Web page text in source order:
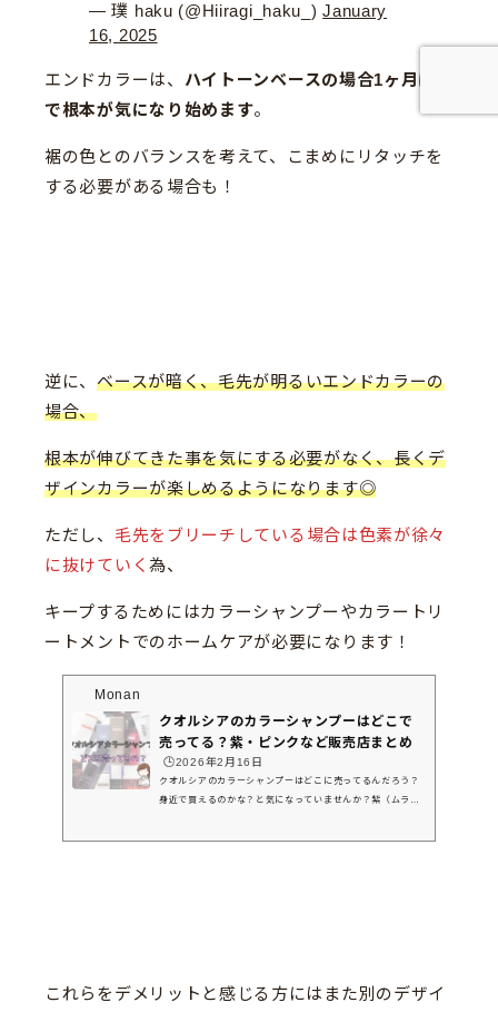
— 璞 haku (@Hiiragi_haku_)January
16, 2025
エンドカラーは、 ハイトーンベースの場合1ヶ月ほど
で根本が気になり始めます。
裾の色とのバランスを考えて、こまめにリタッチを
する必要がある場合も！
逆に、ベースが暗く、毛先が明るいエンドカラーの
場合、
根本が伸びてきた事を気にする必要がなく、長くデ
ザインカラーが楽しめるようになります◎
ただし、 毛先をブリーチしている場合は色素が徐々
に抜けていく為、
キープするためにはカラーシャンプーやカラートリ
ートメントでのホームケアが必要になります！
Monan
クオルシアのカラーシャンプーはどこで
売ってる？紫・ピンクなど販売店まとめ
🕒️2026年2月16日
クオルシアのカラーシャンプーはどこに売ってるんだろう？
身近で買えるのかな？と気になっていませんか？紫（ムラシ
これらをデメリットと感じる方にはまた別のデザイ